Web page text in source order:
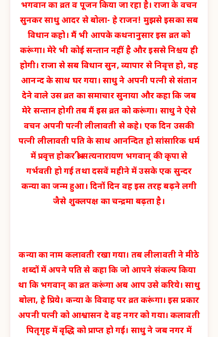
भगवान का व्रत व पूजन किया जा रहा है। राजा के वचन
सुनकर साधु आदर से बोला- हे राजन! मुझसे इसका सब
विधान कहो। मैं भी आपके कथनानुसार इस व्रत को
करूंगा। मेरे भी कोई सन्तान नहीं है और इससे निश्चय ही
होगी। राजा से सब विधान सुन, व्यापार से निवृत्त हो, वह
आनन्द के साथ घर गया। साधु ने अपनी पत्नी से संतान
देने वाले उस व्रत का समाचार सुनाया और कहा कि जब
मेरे सन्तान होगी तब मैं इस व्रत को करूंगा। साधु ने ऐसे
वचन अपनी पत्नी लीलावती से कहे। एक दिन उसकी
पत्नी लीलावती पति के साथ आनन्दित हो सांसारिक धर्म
में प्रवृत्त होकर श्री सत्यनारायण भगवान् की कृपा से
गर्भवती हो गई तथा दसवें महीने में उसके एक सुन्दर
कन्या का जन्म हुआ। दिनों दिन वह इस तरह बढ़ने लगी
जैसे शुक्लपक्ष का चन्द्रमा बढ़ता है।
कन्या का नाम कलावती रखा गया। तब लीलावती ने मीठे
शब्दों में अपने पति से कहा कि जो आपने संकल्प किया
था कि भगवान् का व्रत करूंगा अब आप उसे करिये। साधु
बोला, हे प्रिये। कन्या के विवाह पर व्रत करूंगा। इस प्रकार
अपनी पत्नी को आश्वासन दे वह नगर को गया। कलावती
पितृगृह में वृद्धि को प्राप्त हो गई। साधु ने जब नगर में